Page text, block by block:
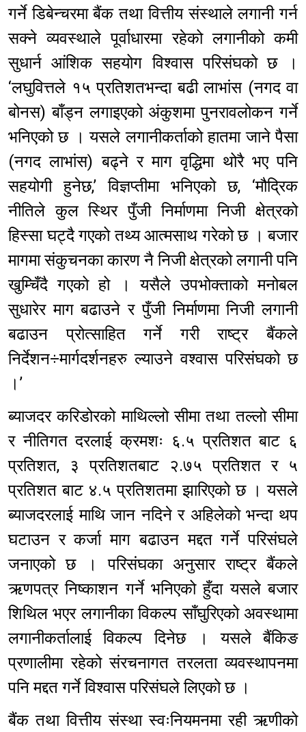
गर्ने डिबेन्चरमा बैंक तथा वित्तीय संस्थाले लगानी गर्न
सक्ने व्यवस्थाले पूर्वाधारमा रहेको लगानीको कमी
सुधार्न आंशिक सहयोग विश्वास परिसंघको छ ।
‘लघुवित्तले १५ प्रतिशतभन्दा बढी लाभांस (नगद वा
बोनस) बाँड्न लगाइएको अंकुशमा पुनरावलोकन गर्ने
भनिएको छ । यसले लगानीकर्ताको हातमा जाने पैसा
(नगद लाभांस) बढ्ने र माग वृद्धिमा थोरै भए पनि
सहयोगी हुनेछ,’ विज्ञप्तीमा भनिएको छ, ‘मौद्रिक
नीतिले कुल स्थिर पुँजी निर्माणमा निजी क्षेत्रको
हिस्सा घट्दै गएको तथ्य आत्मसाथ गरेको छ । बजार
मागमा संकुचनका कारण नै निजी क्षेत्रको लगानी पनि
खुम्चिँदै गएको हो । यसैले उपभोक्ताको मनोबल
सुधारेर माग बढाउने र पुँजी निर्माणमा निजी लगानी
बढाउन प्रोत्साहित गर्ने गरी राष्ट्र बैंकले
निर्देशन÷मार्गदर्शनहरु ल्याउने वश्वास परिसंघको छ
।’
ब्याजदर करिडोरको माथिल्लो सीमा तथा तल्लो सीमा
र नीतिगत दरलाई क्रमशः ६.५ प्रतिशत बाट ६
प्रतिशत, ३ प्रतिशतबाट २.७५ प्रतिशत र ५
प्रतिशत बाट ४.५ प्रतिशतमा झारिएको छ । यसले
ब्याजदरलाई माथि जान नदिने र अहिलेको भन्दा थप
घटाउन र कर्जा माग बढाउन मद्दत गर्ने परिसंघले
जनाएको छ । परिसंघका अनुसार राष्ट्र बैंकले
ऋणपत्र निष्काशन गर्ने भनिएको हुँदा यसले बजार
शिथिल भएर लगानीका विकल्प साँघुरिएको अवस्थामा
लगानीकर्तालाई विकल्प दिनेछ । यसले बैंकिङ
प्रणालीमा रहेको संरचनागत तरलता व्यवस्थापनमा
पनि मद्दत गर्ने विश्वास परिसंघले लिएको छ ।
बैंक तथा वित्तीय संस्था स्वःनियमनमा रही ऋणीको